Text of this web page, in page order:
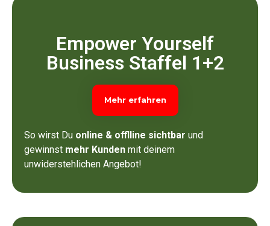
Empower Yourself
Business Staffel 1+2
Mehr erfahren
So wirst Du online & offlline sichtbar und
gewinnst mehr Kunden mit deinem
unwiderstehlichen Angebot!